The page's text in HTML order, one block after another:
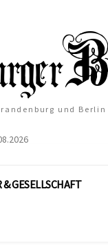
und Berlin
& GESELLSCHAFT